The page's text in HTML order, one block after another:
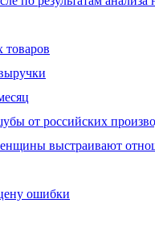
товаров
от российских
выстраивают
ошибки